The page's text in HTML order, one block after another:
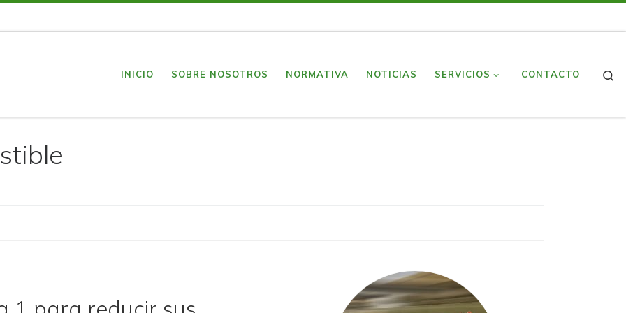
INICIO SOBRE NOSOTROS NORMATIVA NOTICIAS SERVICIOS CONTACTO